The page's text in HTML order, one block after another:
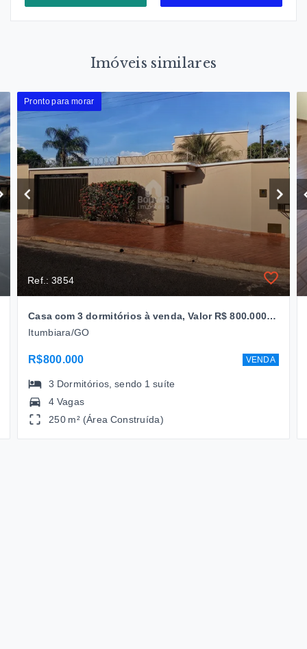
Imóveis similares
Pronto para morar
Ref.: 3854
Casa com 3 dormitórios à venda, Valor R$ 800.000,00 250m² por R$ 700.000,00 -Bairro Jardim Leonora- Itumbiara/GO
Itumbiara/GO
R$800.000 VENDA
3 Dormitórios , sendo 1 suíte
4 Vagas
250 m² (Área Construída)